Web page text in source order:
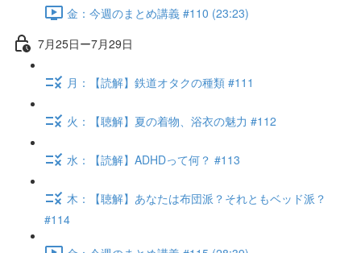
金：今週のまとめ講義 #110 (23:23)
7月25日ー7月29日
月：【読解】鉄道オタクの種類 #111
火：【聴解】夏の着物、浴衣の魅力 #112
水：【読解】ADHDって何？ #113
木：【聴解】あなたは布団派？それともベッド派？
#114